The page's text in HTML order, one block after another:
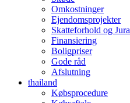
Omkostninger
Ejendomsprojekter
Skatteforhold og Jura
Finansiering
Boligpriser
Gode råd
Afslutning
thailand
Købsprocedure